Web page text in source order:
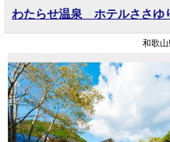
わたらせ温泉 ホテルささゆ
和歌